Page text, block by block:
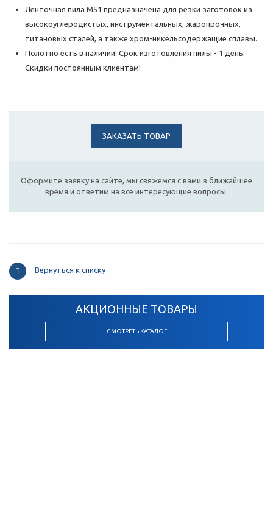
Ленточная пила М51 предназначена для резки заготовок из
высокоуглеродистых, инструментальных, жаропрочных,
титановых сталей, а также хром-никельсодержащие сплавы.
Полотно есть в наличии! Срок изготовления пилы - 1 день.
Скидки постоянным клиентам!
ЗАКАЗАТЬ ТОВАР
Оформите заявку на сайте, мы свяжемся с вами в ближайшее
время и ответим на все интересующие вопросы.
Вернуться к списку
АКЦИОННЫЕ ТОВАРЫ
СМОТРЕТЬ КАТАЛОГ